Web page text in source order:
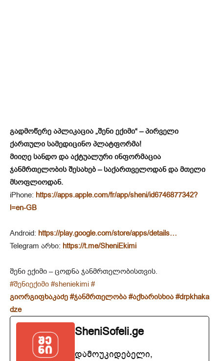
გადმოწერე აპლიკაცია „შენი ექიმი“ – პირველი
ქართული სამედიცინო პლატფორმა!
მიიღე სანდო და აქტუალური ინფორმაცია
ჯანმრთელობის შესახებ – საქართველოდან და მთელი
მსოფლიოდან.
iPhone: https://apps.apple.com/fr/app/sheni/id6746877342?
l=en-GB
Android: https://play.google.com/store/apps/details…
Telegram არხი: https://t.me/SheniEkimi
შენი ექიმი – ცოდნა ჯანმრთელობისთვის.
#შენიექიმი #sheniekimi #
გიორგიფხაკაძე #ჯანმრთელობა #აქხარისხია #drpkhaka
dze
SheniSofeli.ge
დამოუკიდებელი,